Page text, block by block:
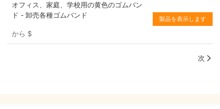
オフィス、家庭、学校用の黄色のゴムバン
ド - 卸売各種ゴムバンド
から $
製品を表示します
次